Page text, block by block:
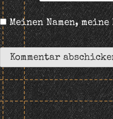
Meinen Namen,